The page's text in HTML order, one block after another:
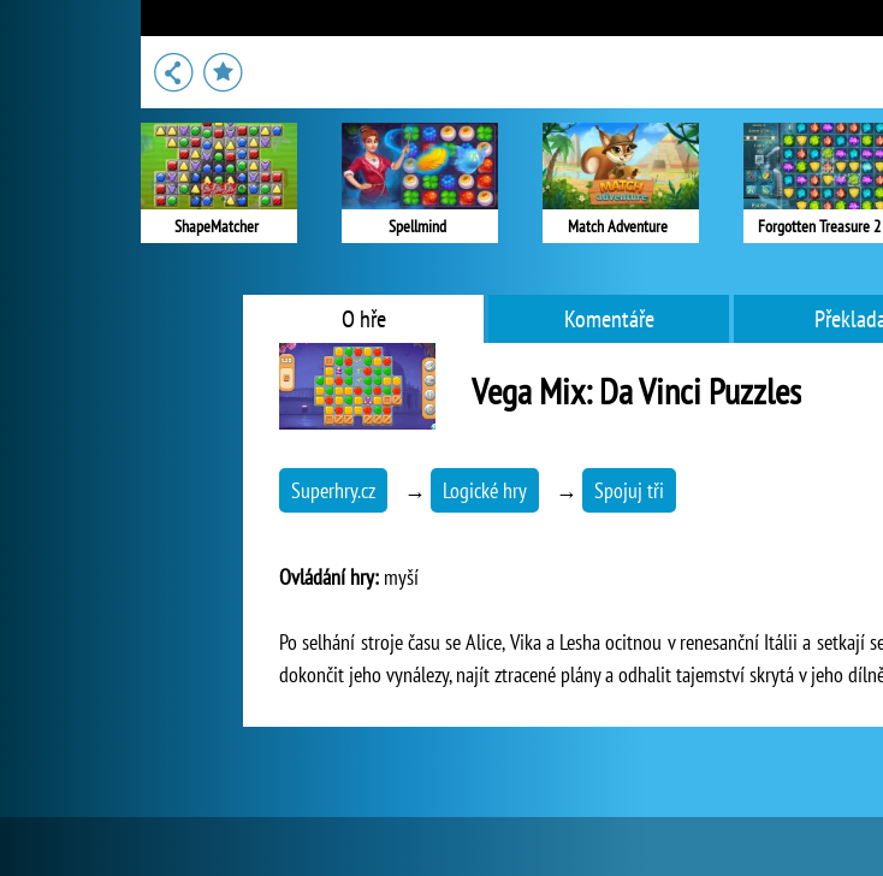
ShapeMatcher Spellmind Match Adventure Forgotten Treasure 2
O hře Komentáře
Vega Mix: Da Vinci Puzzles
Superhry.cz → Logické hry → Spojuj tři
Ovládání hry: myší
Po selhání stroje času se Alice, Vika a Lesha ocitnou v renesanční Itálii a
dokončit jeho vynálezy, najít ztracené plány a odhalit tajemství skrytá v jeho